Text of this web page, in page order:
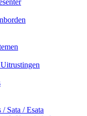
Sata / Esata